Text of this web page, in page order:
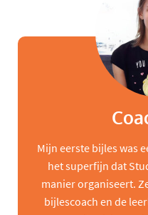
Mijn eerste bijles was
het superfijn dat
manier organiseert.
bijlescoach en de